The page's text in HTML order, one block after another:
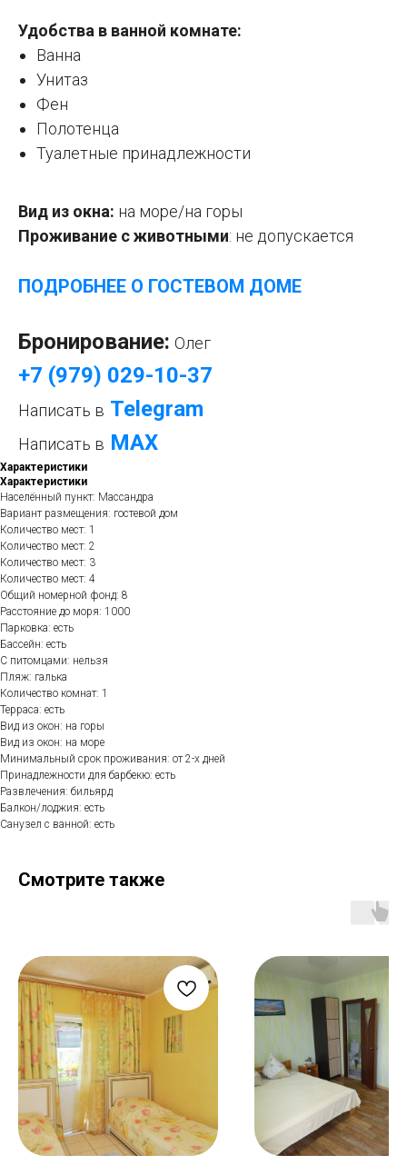
Удобства в ванной комнате:
Ванна
Унитаз
Фен
Полотенца
Туалетные принадлежности
Вид из окна: на море/на горы
Проживание с животными: не допускается
ПОДРОБНЕЕ О ГОСТЕВОМ ДОМЕ
Бронирование: Олег
+7 (979) 029-10-37
Написать в Telegram
Написать в МАХ
Характеристики
Характеристики
Населённый пункт: Массандра
Вариант размещения: гостевой дом
Количество мест: 1
Количество мест: 2
Количество мест: 3
Количество мест: 4
Общий номерной фонд: 8
Расстояние до моря: 1000
Парковка: есть
Бассейн: есть
С питомцами: нельзя
Пляж: галька
Количество комнат: 1
Терраса: есть
Вид из окон: на горы
Вид из окон: на море
Минимальный срок проживания: от 2-х дней
Принадлежности для барбекю: есть
Развлечения: бильярд
Балкон/лоджия: есть
Санузел с ванной: есть
Смотрите также